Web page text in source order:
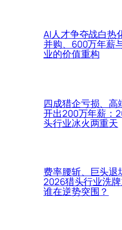
AI人才争夺战白热
并购、600万年薪
业的价值重构
四成猎企亏损、高
开出200万年薪：
头行业冰火两重天
费率腰斩、巨头退
2026猎头行业洗牌
谁在逆势突围？